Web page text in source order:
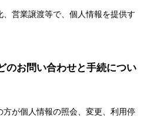
、営業譲渡等で、個人情報を提供す
のお問い合わせと手続につい
方が個人情報の照会、変更、利用停